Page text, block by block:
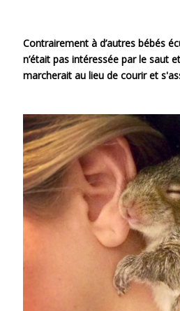
Contrairement à d’autres bébés
n’était pas intéressée par le saut
marcherait au lieu de courir et